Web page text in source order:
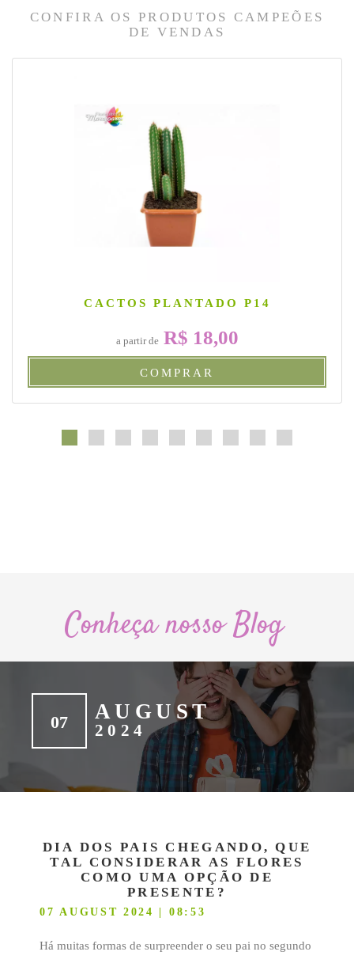
CONFIRA OS PRODUTOS CAMPEÕES
DE VENDAS
CACTOS PLANTADO P14
a partir deR$ 18,00
COMPRAR
Conheça nosso Blog
07 AUGUST
2024
DIA DOS PAIS CHEGANDO, QUE
TAL CONSIDERAR AS FLORES
COMO UMA OPÇÃO DE
PRESENTE?
07 AUGUST 2024 | 08:53
Há muitas formas de surpreender o seu pai no segundo